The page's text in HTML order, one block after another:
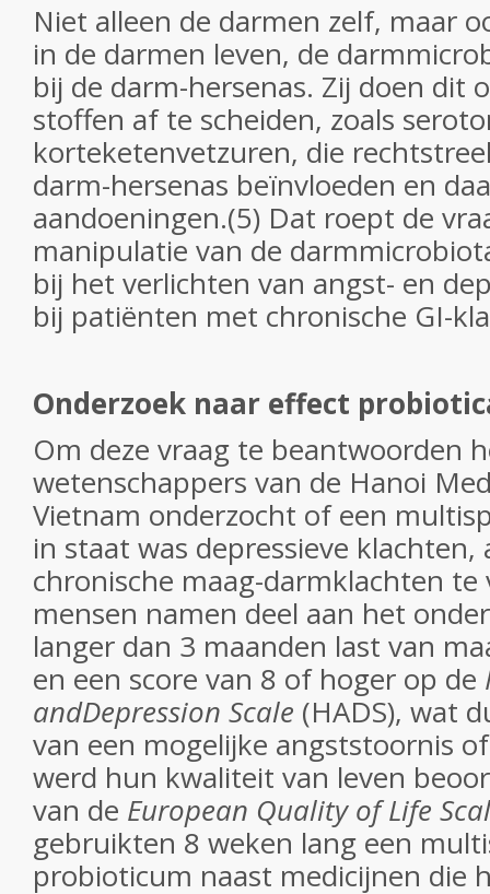
Niet alleen de darmen zelf, maar
in de darmen leven, de
bij de darm-hersenas. Zij doen dit
stoffen af te scheiden, zoals
korteketenvetzuren, die
darm-hersenas beïnvloeden en
aandoeningen.(5) Dat roept de
manipulatie van de
bij het verlichten van angst- en
bij patiënten met chronische GI-
Onderzoek naar effect
Om deze vraag te beantwoorden
wetenschappers van de Hanoi
Vietnam onderzocht of een
in staat was depressieve
chronische maag-darmklachten te
mensen namen deel aan het
langer dan 3 maanden last van
en een score van 8 of hoger op de
andDepression Scale (HADS), wat
van een mogelijke angststoornis
werd hun kwaliteit van leven
van de European Quality of Life
gebruikten 8 weken lang een
probioticum naast medicijnen die